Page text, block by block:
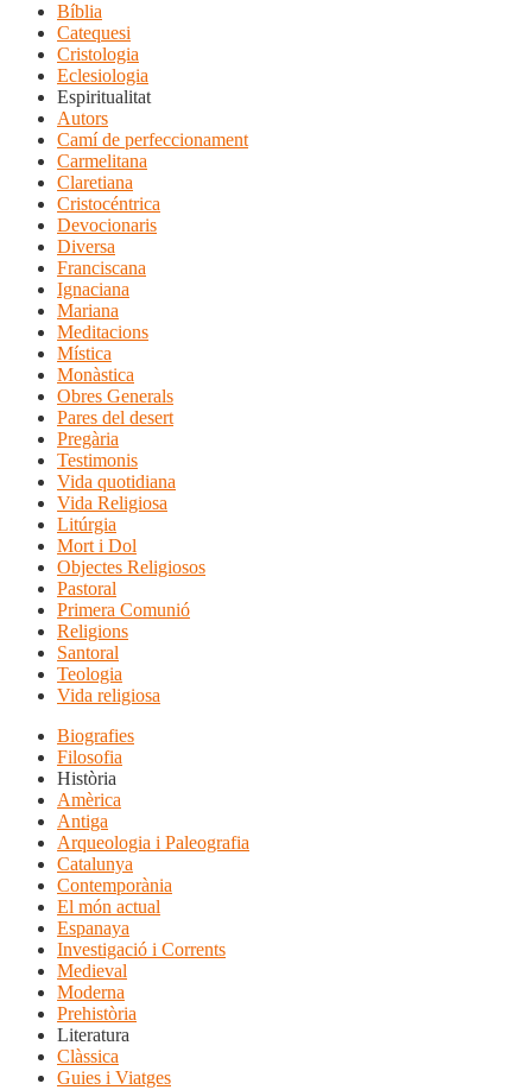
Bíblia
Catequesi
Cristologia
Eclesiologia
Espiritualitat
Autors
Camí de perfeccionament
Carmelitana
Claretiana
Cristocéntrica
Devocionaris
Diversa
Franciscana
Ignaciana
Mariana
Meditacions
Mística
Monàstica
Obres Generals
Pares del desert
Pregària
Testimonis
Vida quotidiana
Vida Religiosa
Litúrgia
Mort i Dol
Objectes Religiosos
Pastoral
Primera Comunió
Religions
Santoral
Teologia
Vida religiosa
Biografies
Filosofia
Història
Amèrica
Antiga
Arqueologia i Paleografia
Catalunya
Contemporània
El món actual
Espanaya
Investigació i Corrents
Medieval
Moderna
Prehistòria
Literatura
Clàssica
Guies i Viatges